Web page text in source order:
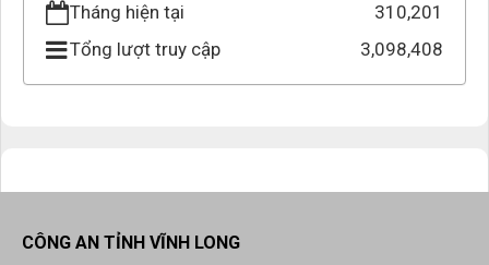
Tháng hiện tại
310,201
Tổng lượt truy cập
3,098,408
CÔNG AN TỈNH VĨNH LONG